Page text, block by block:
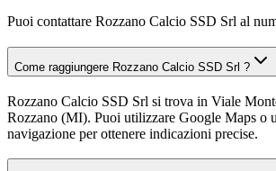
Puoi contattare Rozzano Calcio SSD Srl al
Come raggiungere Rozzano Calcio SSD Srl ?
Rozzano Calcio SSD Srl si trova in Viale
Rozzano (MI). Puoi utilizzare Google Maps o
navigazione per ottenere indicazioni precise.